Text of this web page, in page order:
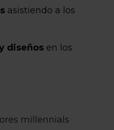
asistiendo a los
diseños en los
millennials